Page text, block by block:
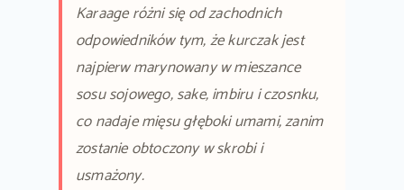
Karaage różni się od zachodnich
odpowiedników tym, że kurczak jest
najpierw marynowany w mieszance
sosu sojowego, sake, imbiru i czosnku,
co nadaje mięsu głęboki umami, zanim
zostanie obtoczony w skrobi i
usmażony.